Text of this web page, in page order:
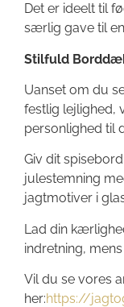
Det er ideelt til
særlig gave til
Stilfuld
Uanset om du
festlig lejlighed,
personlighed til
Giv dit
julestemning
jagtmotiver i
Lad din
indretning,
Vil du se vores
her:https://